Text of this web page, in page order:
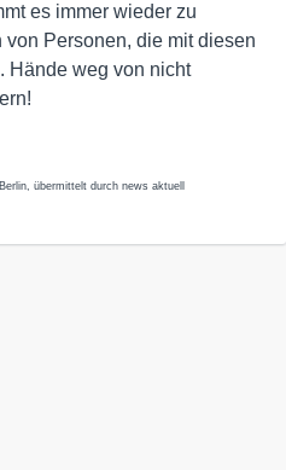
es immer wieder zu
Personen, die mit diesen
Hände weg von nicht
übermittelt durch news aktuell